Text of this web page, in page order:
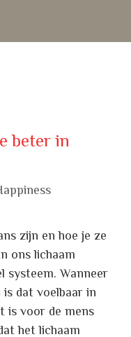
beter in
zijn en hoe je ze
ons lichaam
systeem. Wanneer
dat voelbaar in
is voor de mens
het lichaam